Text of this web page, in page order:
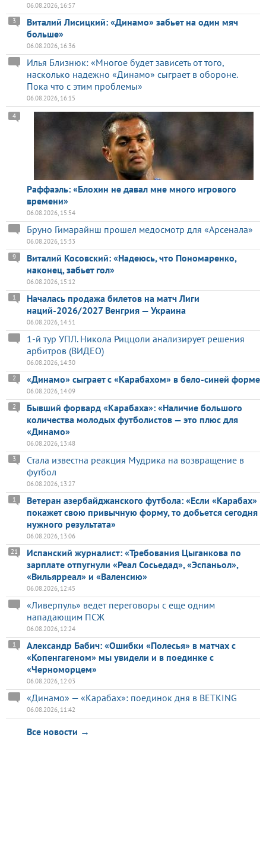
06.08.2026, 16:57
Виталий Лисицкий: «Динамо» забьет на один мяч
больше»
3
06.08.2026, 16:36
Илья Близнюк: «Многое будет зависеть от того,
насколько надежно «Динамо» сыграет в обороне.
Пока что с этим проблемы»
06.08.2026, 16:15
Раффаэль: «Блохин не давал мне много игрового
времени»
4
06.08.2026, 15:54
Бруно Гимарайнш прошел медосмотр для «Арсенала»
06.08.2026, 15:33
Виталий Косовский: «Надеюсь, что Пономаренко,
наконец, забьет гол»
9
06.08.2026, 15:12
Началась продажа билетов на матч Лиги
наций-2026/2027 Венгрия — Украина
1
06.08.2026, 14:51
1-й тур УПЛ. Никола Риццоли анализирует решения
арбитров (ВИДЕО)
06.08.2026, 14:30
«Динамо» сыграет с «Карабахом» в бело-синей форме
2
06.08.2026, 14:09
Бывший форвард «Карабаха»: «Наличие большого
количества молодых футболистов — это плюс для
«Динамо»
2
06.08.2026, 13:48
Стала известна реакция Мудрика на возвращение в
футбол
3
06.08.2026, 13:27
Ветеран азербайджанского футбола: «Если «Карабах»
покажет свою привычную форму, то добьется сегодня
нужного результата»
1
06.08.2026, 13:06
Испанский журналист: «Требования Цыганкова по
зарплате отпугнули «Реал Сосьедад», «Эспаньол»,
«Вильярреал» и «Валенсию»
21
06.08.2026, 12:45
«Ливерпуль» ведет переговоры с еще одним
нападающим ПСЖ
06.08.2026, 12:24
Александр Бабич: «Ошибки «Полесья» в матчах с
«Копенгагеном» мы увидели и в поединке с
«Черноморцем»
1
06.08.2026, 12:03
«Динамо» — «Карабах»: поединок дня в BETKING
06.08.2026, 11:42
Все новости →